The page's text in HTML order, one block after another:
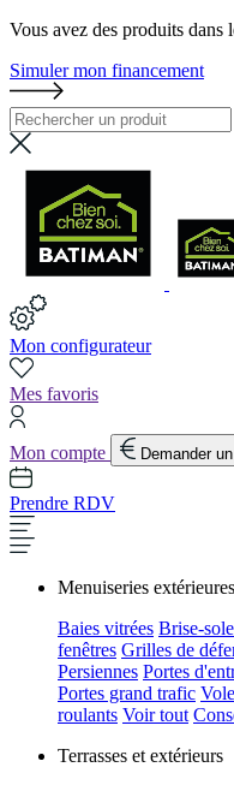
Vous avez des produits dans
Simuler mon financement
Mon configurateur
Mes favoris
Mon compte Demander
Prendre RDV
Menuiseries extérieures
Baies vitrées Brise-
fenêtres Grilles de
Persiennes Portes
Portes grand trafic
roulants Voir tout
Terrasses et extérieurs